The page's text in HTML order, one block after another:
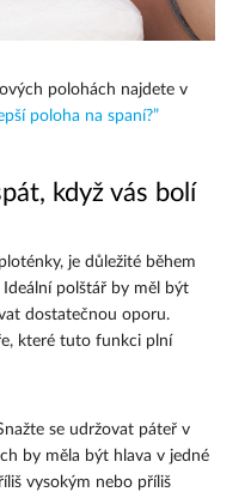
polohách najdete v
poloha na spaní?”
když vás bolí
je důležité během
polštář by měl být
dostatečnou oporu.
které tuto funkci plní
se udržovat páteř v
by měla být hlava v jedné
vysokým nebo příliš